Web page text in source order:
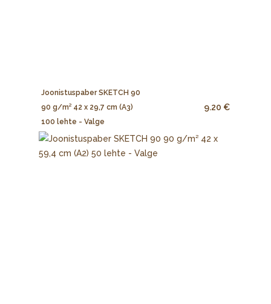
Joonistuspaber SKETCH 90
90 g/m² 42 x 29,7 cm (A3)
100 lehte - Valge
9.20 €